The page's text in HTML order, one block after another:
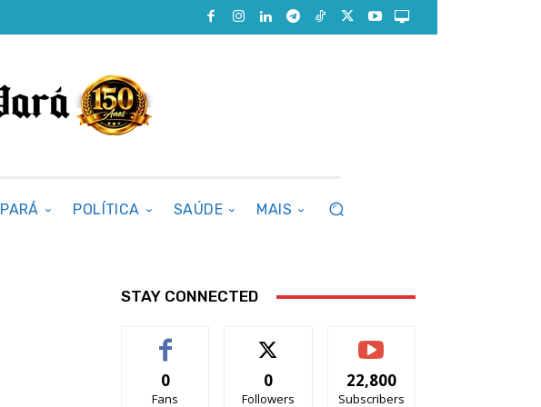
PARÁ POLÍTICA SAÚDE MAIS
STAY CONNECTED
0
Fans
0
Followers
22,800
Subscribers